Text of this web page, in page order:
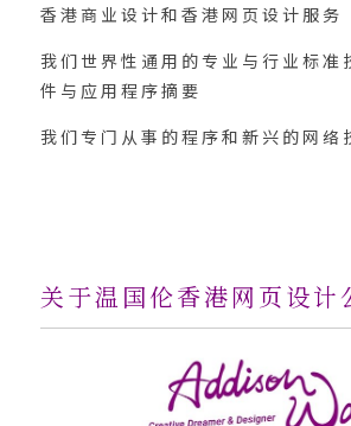
香港商业设计和香港网页设计服务
我们世界性通用的专业与行业标准
件与应用程序摘要
我们专门从事的程序和新兴的网络
关于温国伦香港网页设计